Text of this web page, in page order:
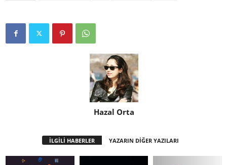
Hazal Orta
İLGİLİ HABERLER YAZARIN DİĞER YAZILARI